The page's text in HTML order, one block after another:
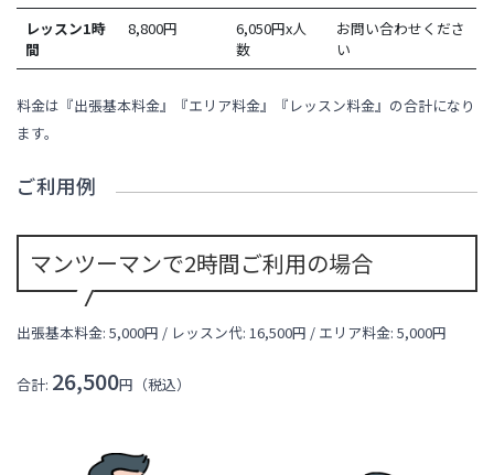
レッスン1時
間
8,800円
6,050円x人
数
お問い合わせくださ
い
料金は『出張基本料金』『エリア料金』『レッスン料金』の合計になり
ます。
ご利用例
マンツーマンで2時間ご利用の場合
出張基本料金: 5,000円 / レッスン代: 16,500円 / エリア料金:5,000円
合計: 26,500円（税込）